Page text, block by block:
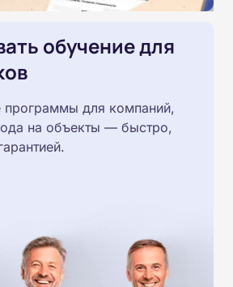
обучение для
программы для компаний,
на объекты — быстро,